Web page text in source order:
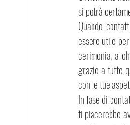
si potrà
Quando
essere utile
cerimonia, a
grazie a tutte
con le tue
In fase di
ti piacerebbe